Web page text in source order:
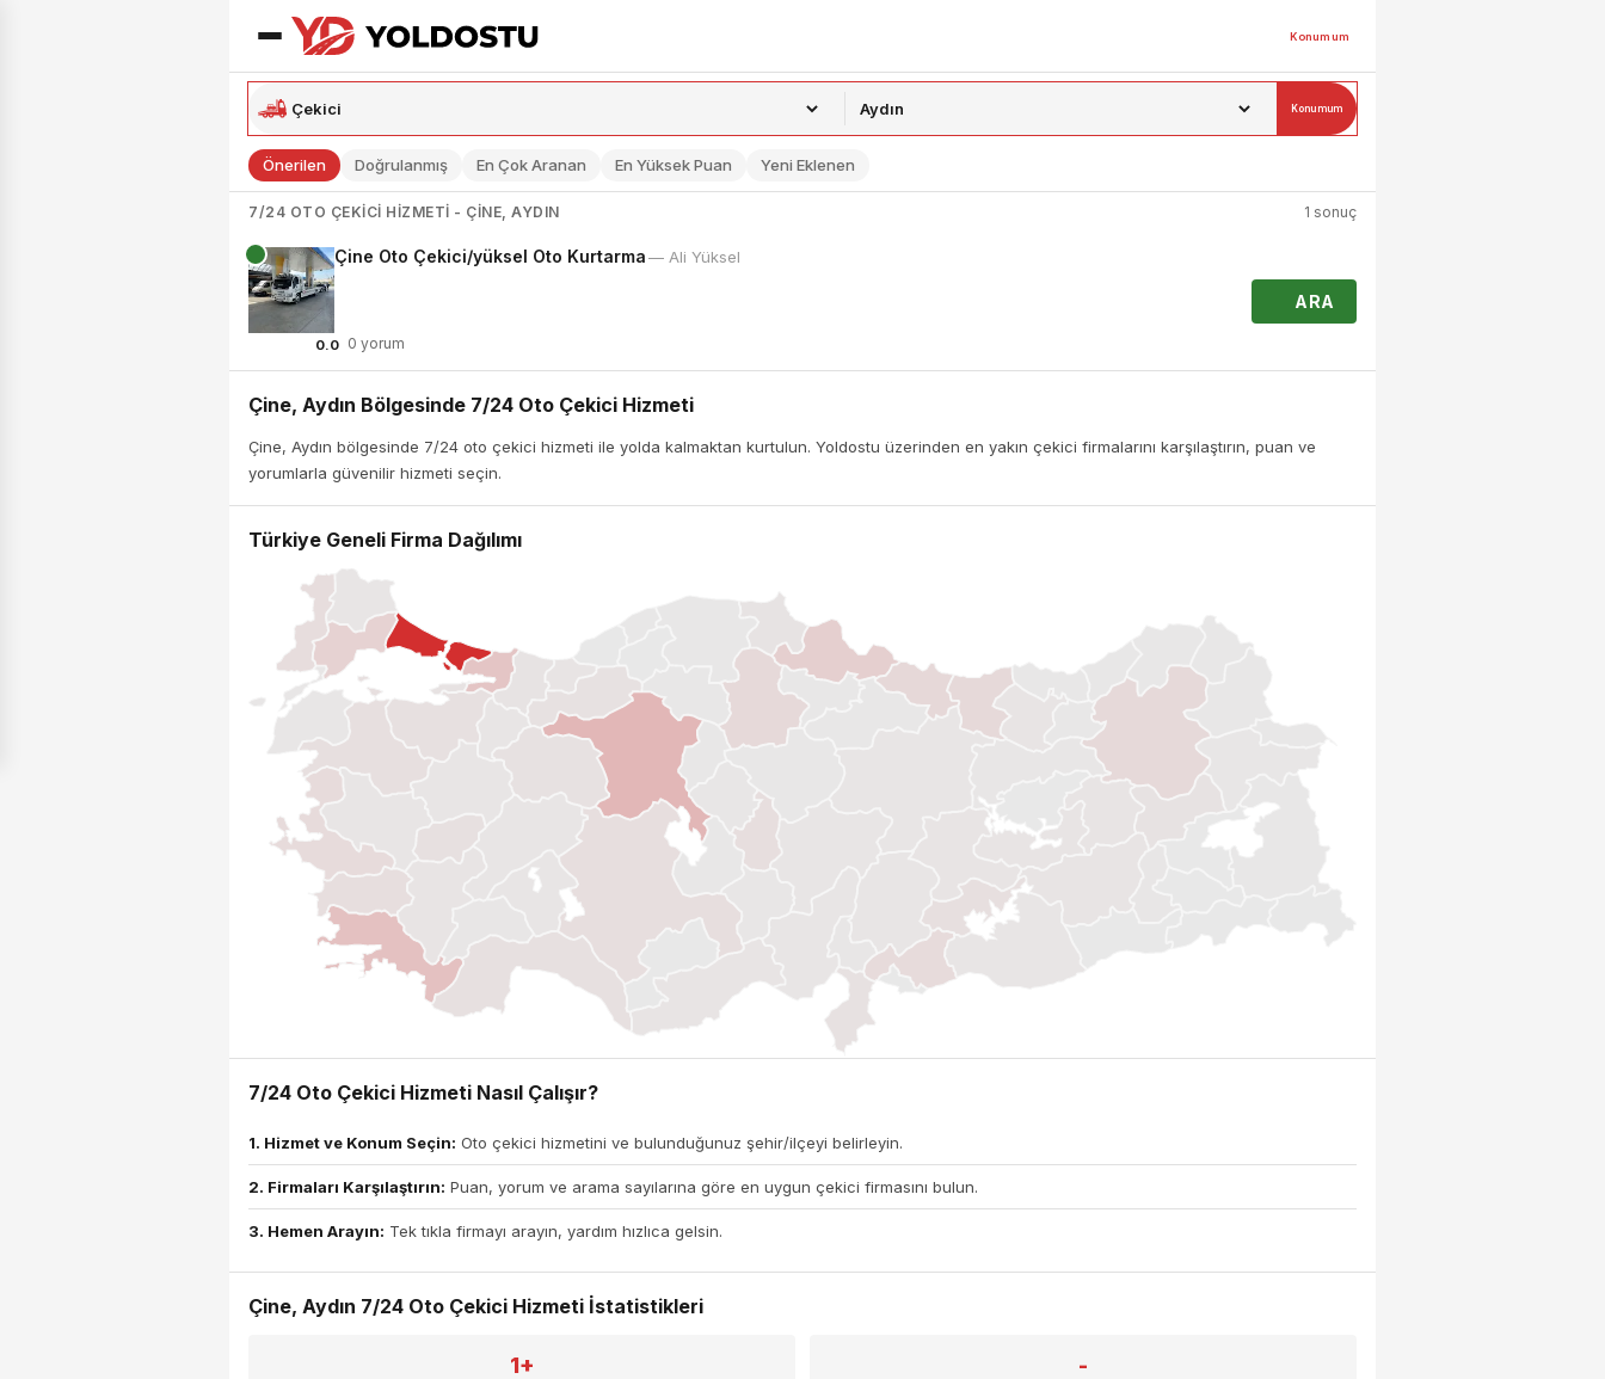
Konumum
Konumum
Önerilen Doğrulanmış En Çok Aranan En Yüksek Puan Yeni Eklenen
7/24 OTO ÇEKICI HIZMETI - ÇINE, AYDIN 1 sonuç
0.0
Çine Oto Çekici/yüksel Oto Kurtarma— Ali Yüksel
0 yorum
ARA
Çine, Aydın Bölgesinde 7/24 Oto Çekici Hizmeti
Çine, Aydın bölgesinde 7/24 oto çekici hizmeti ile yolda kalmaktan kurtulun. Yoldostu üzerinden en yakın çekici firmalarını karşılaştırın, puan ve
yorumlarla güvenilir hizmeti seçin.
Türkiye Geneli Firma Dağılımı
7/24 Oto Çekici Hizmeti Nasıl Çalışır?
1. Hizmet ve Konum Seçin: Oto çekici hizmetini ve bulunduğunuz şehir/ilçeyi belirleyin.
2. Firmaları Karşılaştırın: Puan, yorum ve arama sayılarına göre en uygun çekici firmasını bulun.
3. Hemen Arayın: Tek tıkla firmayı arayın, yardım hızlıca gelsin.
Çine, Aydın 7/24 Oto Çekici Hizmeti İstatistikleri
1+ -